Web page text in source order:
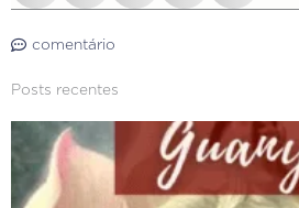
comentário
Posts recentes